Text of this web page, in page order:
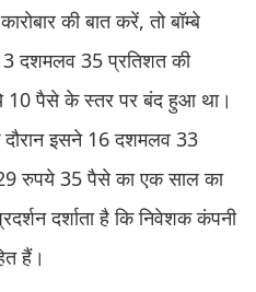
की बात करें, तो बॉम्बे
दशमलव 35 प्रतिशत की
10 पैसे के स्तर पर बंद हुआ था।
दौरान इसने 16 दशमलव 33
रुपये 35 पैसे का एक साल का
दर्शाता है कि निवेशक कंपनी
हैं।